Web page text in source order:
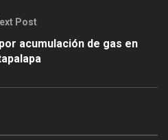
Post
acumulación de gas en